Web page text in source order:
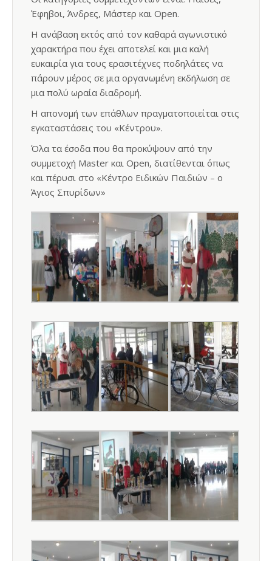
Έφηβοι, Άνδρες, Μάστερ και Open.
Η ανάβαση εκτός από τον καθαρά αγωνιστικό
χαρακτήρα που έχει αποτελεί και μια καλή
ευκαιρία για τους ερασιτέχνες ποδηλάτες να
πάρουν μέρος σε μια οργανωμένη εκδήλωση σε
μια πολύ ωραία διαδρομή.
Η απονομή των επάθλων πραγματοποιείται στις
εγκαταστάσεις του «Κέντρου».
Όλα τα έσοδα που θα προκύψουν από την
συμμετοχή Master και Οpen, διατίθενται όπως
και πέρυσι στο «Κέντρο Ειδικών Παιδιών – ο
Άγιος Σπυρίδων»